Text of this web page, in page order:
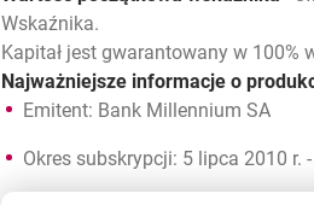
Wskaźnika.
Kapitał jest gwarantowany w 100%
Najważniejsze informacje o
Emitent: Bank Millennium SA
Okres subskrypcji: 5 lipca 2010 r.